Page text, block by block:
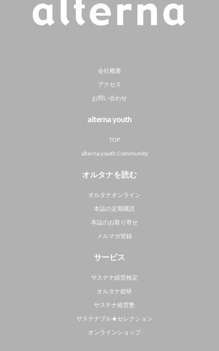
会社概要
アクセス
お問い合わせ
alterna youth
TOP
alterna youth Community
オルタナを読む
オルタナオンライン
本誌の定期購読
本誌のお取り寄せ
メルマガ登録
サービス
サステナ経営検定
オルタナ総研
サステナ経営塾
サステナブル★セレクション
オンラインショップ